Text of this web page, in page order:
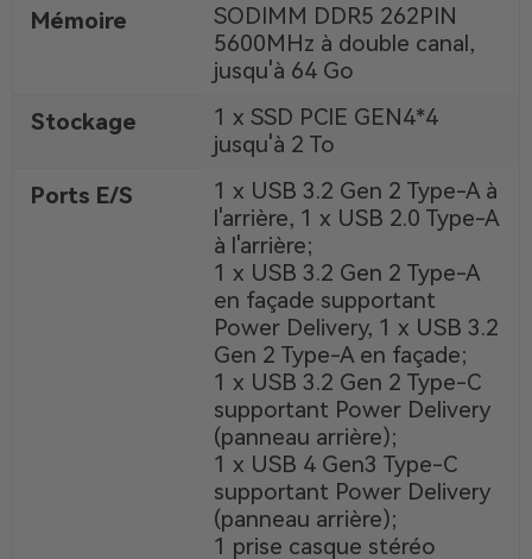
Mémoire
SODIMM DDR5 262PIN
5600MHz à double canal,
jusqu'à 64 Go
Stockage
1 x SSD PCIE GEN4*4
jusqu'à 2 To
Ports E/S
1 x USB 3.2 Gen 2 Type-A à
l'arrière, 1 x USB 2.0 Type-A
à l'arrière;
1 x USB 3.2 Gen 2 Type-A
en façade supportant
Power Delivery, 1 x USB 3.2
Gen 2 Type-A en façade;
1 x USB 3.2 Gen 2 Type-C
supportant Power Delivery
(panneau arrière);
1 x USB 4 Gen3 Type-C
supportant Power Delivery
(panneau arrière);
1 prise casque stéréo